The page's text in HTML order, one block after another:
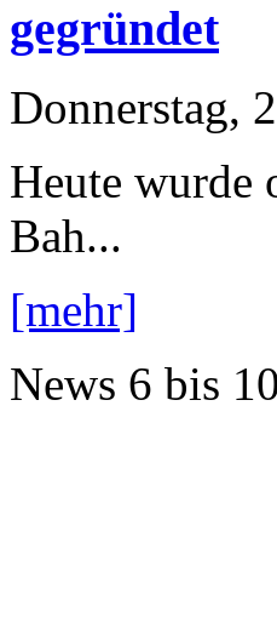
gegründet
Donnerstag,
Heute
Bah...
[mehr]
News 6 bis 10